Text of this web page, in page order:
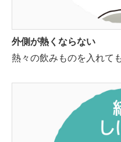
外側が熱くならない
熱々の飲みものを入れて